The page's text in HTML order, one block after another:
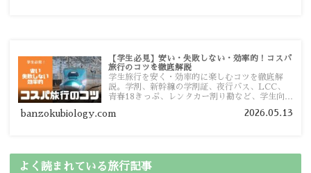
【学生必見】安い・失敗しない・効率的！コスパ
旅行のコツを徹底解説
学生旅行を安く・効率的に楽しむコツを徹底解
説。学割、新幹線の学割証、夜行バス、LCC、
青春18きっぷ、レンタカー割り勘など、学生向け
banzokubiology.com 2026.05.13
よく読まれている旅行記事